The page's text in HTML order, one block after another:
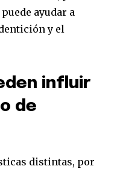
ayudar a
y el
influir
de
distintas, por